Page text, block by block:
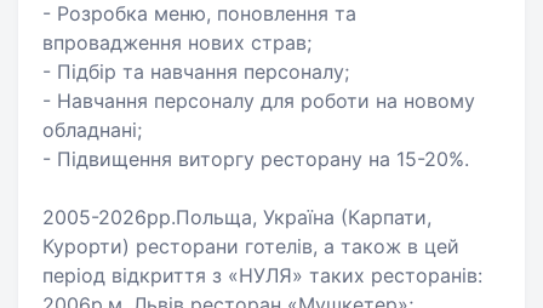
- Розробка меню, поновлення та
впровадження нових страв;
- Підбір та навчання персоналу;
- Навчання персоналу для роботи на новому
обладнані;
- Підвищення виторгу ресторану на 15-20%.
2005-2026рр.Польща, Україна (Карпати,
Курорти) ресторани готелів, а також в цей
період відкриття з «НУЛЯ» таких ресторанів: